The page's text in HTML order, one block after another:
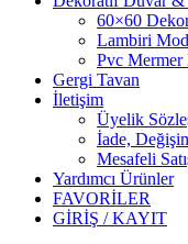
60×60
Lambiri
Pvc Mermer
Gergi Tavan
İletişim
Üyelik
İade,
Mesafeli
Yardımcı Ürünler
FAVORİLER
GİRİŞ / KAYIT